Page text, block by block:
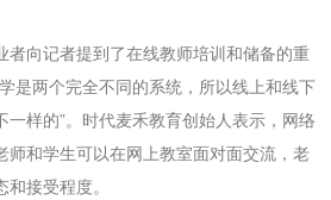
者向记者提到了在线教师培训和储备的重
是两个完全不同的系统，所以线上和线下
样的”。时代麦禾教育创始人表示，网络
师和学生可以在网上教室面对面交流，老
接受程度。